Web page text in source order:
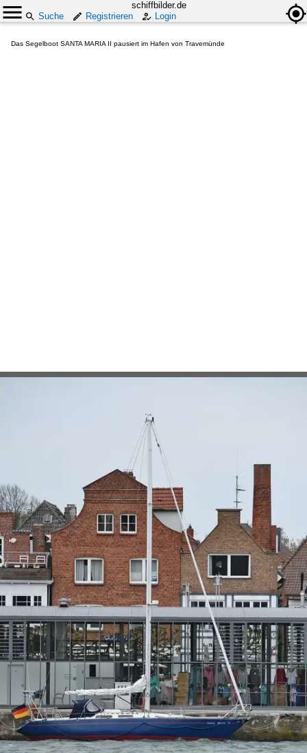
schiffbilder.de
Suche
Registrieren Login
Das Segelboot SANTA MARIA II pausiert im Hafen von Travemünde